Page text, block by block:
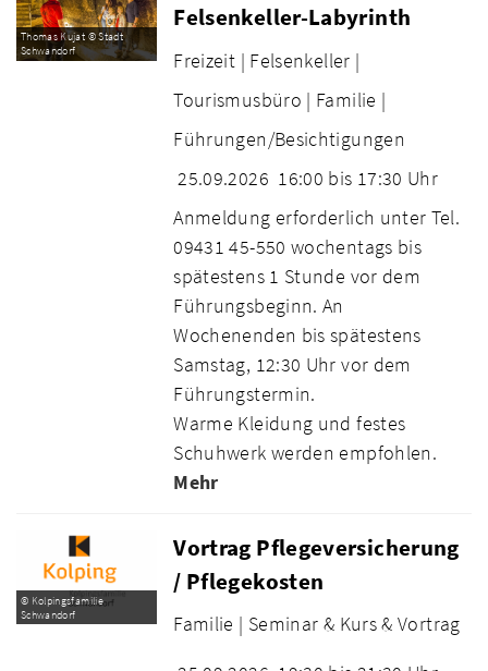
Thomas Kujat © Stadt
Schwandorf
Felsenkeller-Labyrinth
Freizeit | Felsenkeller |
Tourismusbüro | Familie |
Führungen/Besichtigungen
25.09.2026 16:00 bis 17:30 Uhr
Anmeldung erforderlich unter Tel.
09431 45-550 wochentags bis
spätestens 1 Stunde vor dem
Führungsbeginn. An
Wochenenden bis spätestens
Samstag, 12:30 Uhr vor dem
Führungstermin.
Warme Kleidung und festes
Schuhwerk werden empfohlen.
Mehr
© Kolpingsfamilie
Schwandorf
Vortrag Pflegeversicherung
/ Pflegekosten
Familie | Seminar & Kurs & Vortrag